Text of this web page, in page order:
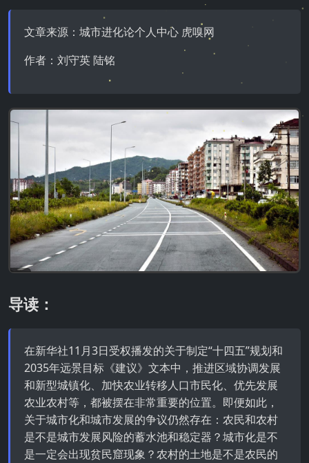
文章来源：城市进化论个人中心 虎嗅网
作者：刘守英 陆铭
导读：
在新华社11月3日受权播发的关于制定“十四五”规划和
2035年远景目标《建议》文本中，推进区域协调发展
和新型城镇化、加快农业转移人口市民化、优先发展
农业农村等，都被摆在非常重要的位置。即便如此，
关于城市化和城市发展的争议仍然存在：农民和农村
是不是城市发展风险的蓄水池和稳定器？城市化是不
是一定会出现贫民窟现象？农村的土地是不是农民的